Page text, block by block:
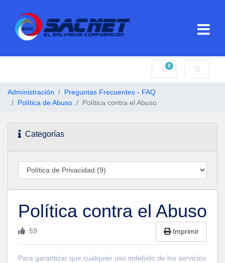
0
Carro de Pedidos
Administración
Preguntas Frecuentes - FAQ
Política de Abuso
Política contra el Abuso
Categorías
Política contra el Abuso
Imprimir
59
Para garantizar que cualquier uso indebido de los servicios